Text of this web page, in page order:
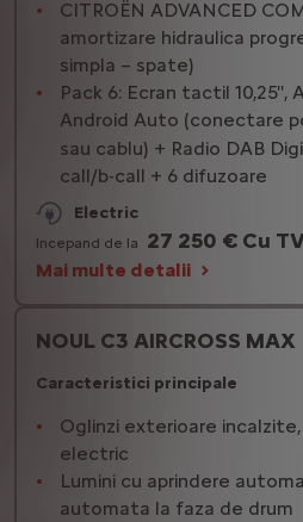
CITROËN ADVANCED
amortizare hidraulica
simpla – spate)
Pack 6: Ecran tactil 10,25'',
Android Auto (conectare
sau cablu) + Radio DAB
call/b-call + 6 difuzoare
Electric
Incepand de la 27 250 € Cu
Mai multe detalii
NOUL C3 AIRCROSS MAX
Caracteristici principale
Oglinzi exterioare
electric
Lumini cu aprindere
automata la faza de drum